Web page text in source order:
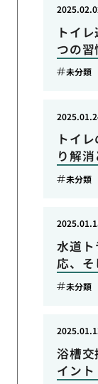
トイ
つの習
未分類
トイ
り解
未分類
水道
応、そ
未分類
浴槽
イント